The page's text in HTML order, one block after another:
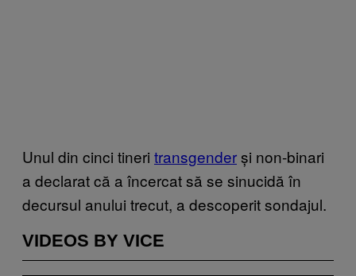
Unul din cinci tineri transgenderși non-binari
a declarat că a încercat să se sinucidă în
decursul anului trecut, a descoperit sondajul.
VIDEOS BY VICE